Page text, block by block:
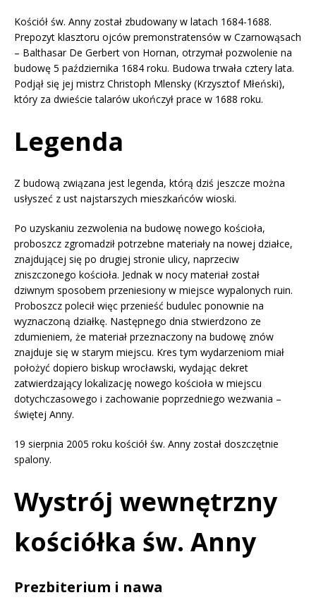
Kościół św. Anny został zbudowany w latach 1684-1688.
Prepozyt klasztoru ojców premonstratensów w Czarnowąsach
– Balthasar De Gerbert von Hornan, otrzymał pozwolenie na
budowę 5 października 1684 roku. Budowa trwała cztery lata.
Podjął się jej mistrz Christoph Mlensky (Krzysztof Młeński),
który za dwieście talarów ukończył prace w 1688 roku.
Legenda
Z budową związana jest legenda, którą dziś jeszcze można
usłyszeć z ust najstarszych mieszkańców wioski.
Po uzyskaniu zezwolenia na budowę nowego kościoła,
proboszcz zgromadził potrzebne materiały na nowej działce,
znajdującej się po drugiej stronie ulicy, naprzeciw
zniszczonego kościoła. Jednak w nocy materiał został
dziwnym sposobem przeniesiony w miejsce wypalonych ruin.
Proboszcz polecił więc przenieść budulec ponownie na
wyznaczoną działkę. Następnego dnia stwierdzono ze
zdumieniem, że materiał przeznaczony na budowę znów
znajduje się w starym miejscu. Kres tym wydarzeniom miał
położyć dopiero biskup wrocławski, wydając dekret
zatwierdzający lokalizację nowego kościoła w miejscu
dotychczasowego i zachowanie poprzedniego wezwania –
świętej Anny.
19 sierpnia 2005 roku kościół św. Anny został doszczętnie
spalony.
Wystrój wewnętrzny
kościółka św. Anny
Prezbiterium i nawa